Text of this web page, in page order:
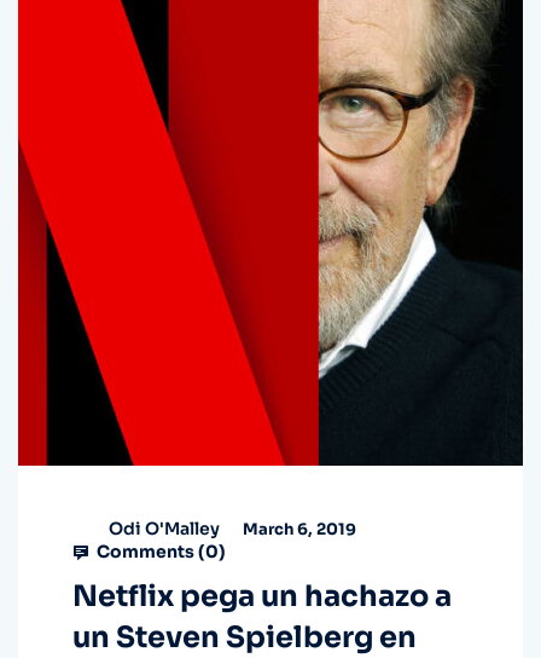
Odi O'Malley March 6, 2019
Comments (0)
Netflix pega un hachazo a
un Steven Spielberg en